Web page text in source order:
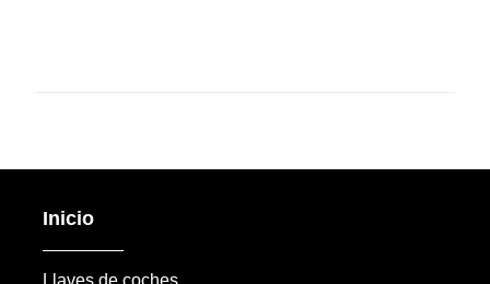
Inicio
Llaves de coches